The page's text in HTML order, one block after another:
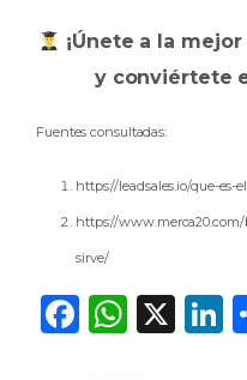
¡Únete a la
y conviértete
Fuentes consultadas:
https://leadsales.io/que-
https://
sirve/
F
W X